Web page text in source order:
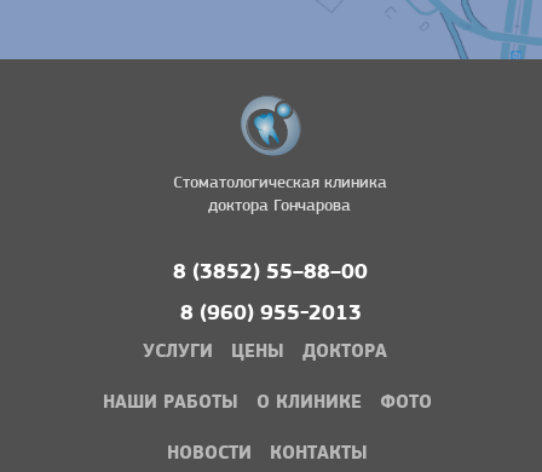
Стоматологическая клиника
доктора Гончарова
8 (3852) 55–88–00
8 (960) 955-2013
УСЛУГИ ЦЕНЫ ДОКТОРА
НАШИ РАБОТЫ О КЛИНИКЕ ФОТО
НОВОСТИ КОНТАКТЫ